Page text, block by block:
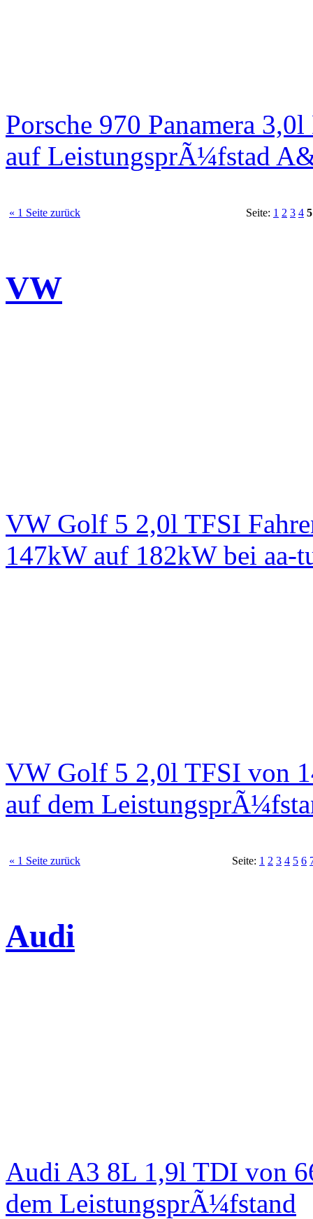
Porsche 970 Panamera
auf LeistungsprÃ¼fstad
« 1 Seite zurück Seite: 1 2 3 4 5
VW
VW Golf 5 2,0l TFSI
147kW auf 182kW bei
VW Golf 5 2,0l TFSI von
auf dem
« 1 Seite zurück Seite: 1 2 3 4 5 6
Audi
Audi A3 8L 1,9l TDI von
dem LeistungsprÃ¼fstand